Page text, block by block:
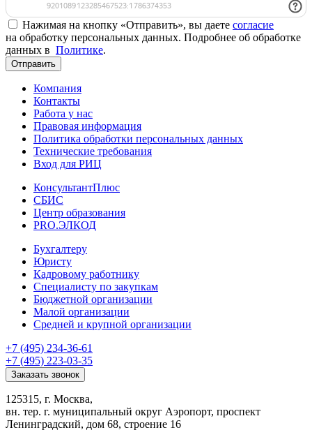
Нажимая на кнопку «Отправить», вы даете согласие
на обработку персональных данных. Подробнее об обработке
данных в Политике.
Отправить
Компания
Контакты
Работа у нас
Правовая информация
Политика обработки персональных данных
Технические требования
Вход для РИЦ
КонсультантПлюс
СБИС
Центр образования
PRO.ЭЛКОД
Бухгалтеру
Юристу
Кадровому работнику
Специалисту по закупкам
Бюджетной организации
Малой организации
Средней и крупной организации
+7 (495) 234-36-61
+7 (495) 223-03-35
Заказать звонок
125315, г. Москва,
вн. тер. г. муниципальный округ Аэропорт, проспект
Ленинградский, дом 68, строение 16